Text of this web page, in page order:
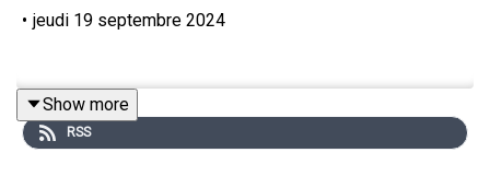
• jeudi 19 septembre 2024
Show more
RSS